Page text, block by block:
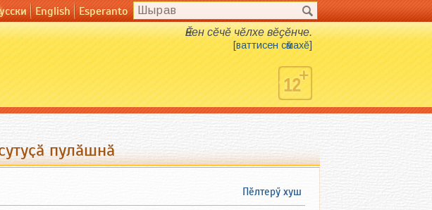
English Esperanto
Ӗнен сӗчӗ чӗлхе вӗҫӗнче.
[ваттисен сӑмахӗ]
пулӑшнӑ
Пӗлтерӳ хуш